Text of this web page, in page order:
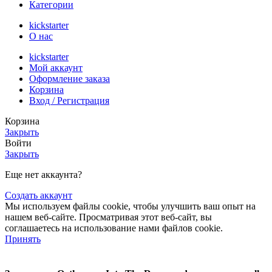
Категории
kickstarter
О нас
kickstarter
Мой аккаунт
Оформление заказа
Корзина
Вход / Регистрация
Корзина
Закрыть
Войти
Закрыть
Еще нет аккаунта?
Создать аккаунт
Мы используем файлы cookie, чтобы улучшить ваш опыт на
нашем веб-сайте. Просматривая этот веб-сайт, вы
соглашаетесь на использование нами файлов cookie.
Принять